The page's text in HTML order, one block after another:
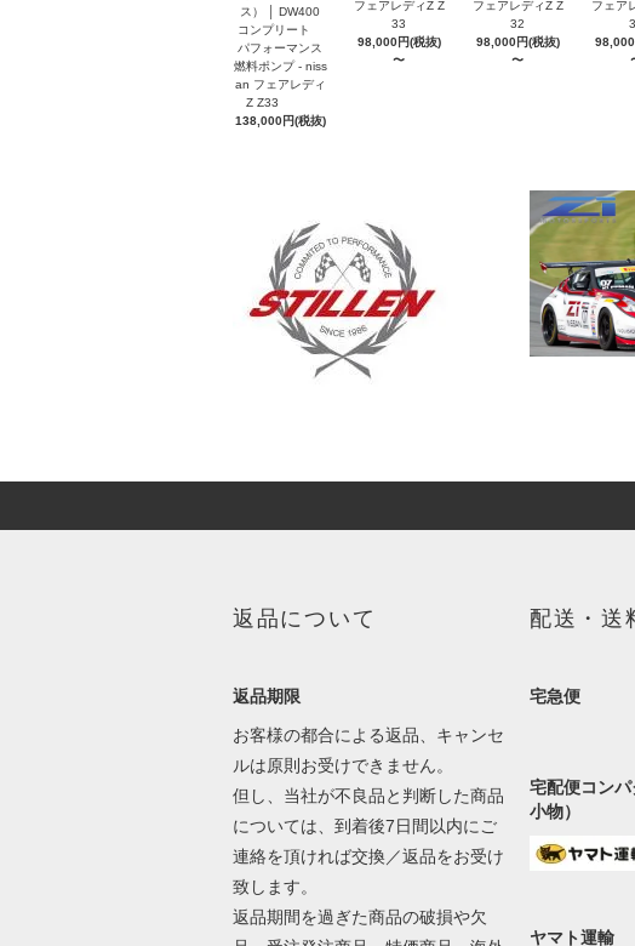
ス） │ DW400
コンプリート
パフォーマンス
燃料ポンプ - niss
an フェアレディ
Z Z33
138,000円(税抜)
フェアレディZ Z
33
98,000円(税抜)
〜
フェアレディZ Z
32
98,000円(税抜)
〜
フェア
返品について
返品期限
お客様の都合による返品、キャンセ
ルは原則お受けできません。
但し、当社が不良品と判断した商品
については、到着後7日間以内にご
連絡を頂ければ交換／返品をお受け
致します。
返品期間を過ぎた商品の破損や欠
配送・送
宅急便
宅配便コン
小物）
ヤマト運輸